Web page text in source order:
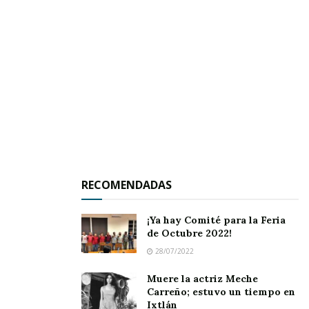
Candelas, quien desde la ciudad Angelina
siempre ha trabajado por su pueblo, no
solamente a nivel de Club o de la misma
Federación de Nayaritas en U.S.A., sino también
RECOMENDADAS
¡Ya hay Comité para la Feria
de Octubre 2022!
28/07/2022
Muere la actriz Meche
Carreño; estuvo un tiempo en
Ixtlán